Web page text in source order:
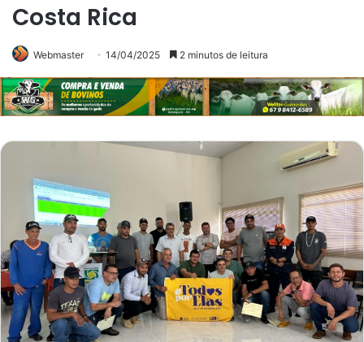
Costa Rica
Webmaster 14/04/2025 2 minutos de leitura